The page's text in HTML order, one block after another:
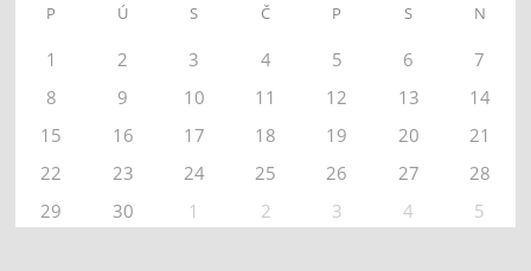
P Ú S Č P S N
1 2 3 4 5 6
7
8
9 10 11 12 13
14
15
16 17 18 19 20
21
22
23 24 25 26 27
28
29
30 1 2 3 4 5